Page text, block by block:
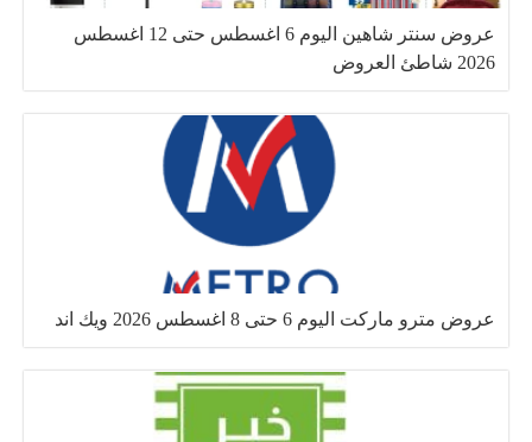
عروض سنتر شاهين اليوم 6 اغسطس حتى 12 اغسطس
2026 شاطئ العروض
عروض مترو ماركت اليوم 6 حتى 8 اغسطس 2026 ويك اند